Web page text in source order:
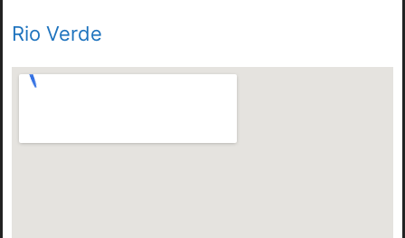
Rio Verde